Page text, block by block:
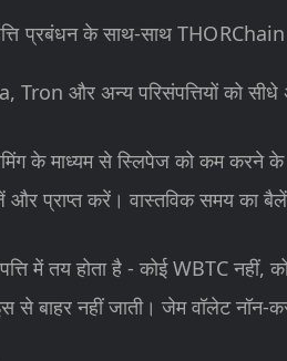
प्रबंधन के साथ-साथ
और अन्य परिसंपत्तियों को
के माध्यम से स्लिपेज को कम करने के
प्राप्त करें। वास्तविक समय का
में तय होता है - कोई WBTC नहीं,
से बाहर नहीं जाती। जेम वॉलेट